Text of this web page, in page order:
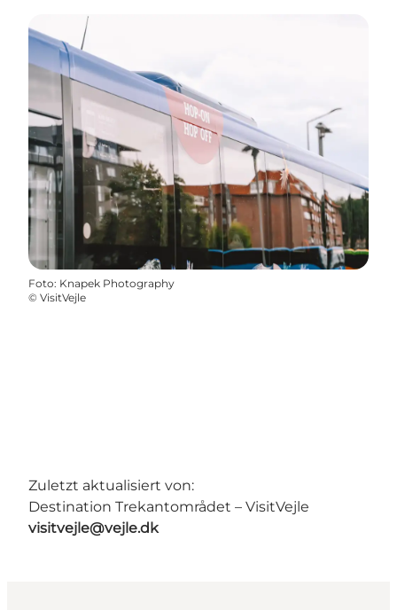
Foto: Knapek Photography
© VisitVejle
Zuletzt aktualisiert von:
Destination Trekantområdet – VisitVejle
visitvejle@vejle.dk